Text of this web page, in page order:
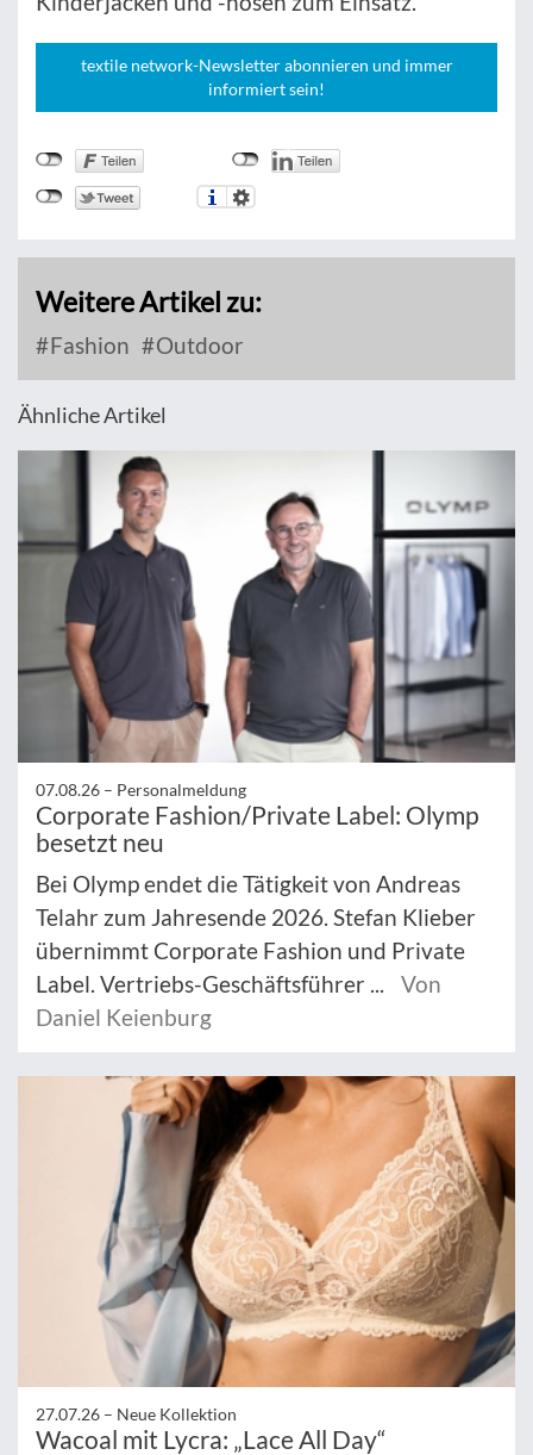
textile network-Newsletter abonnieren und immer
informiert sein!
Weitere Artikel zu:
Fashion Outdoor
Ähnliche Artikel
07.08.26 – Personalmeldung
Corporate Fashion/Private Label: Olymp
besetzt neu
Bei Olymp endet die Tätigkeit von Andreas
Telahr zum Jahresende 2026. Stefan Klieber
übernimmt Corporate Fashion und Private
Label. Vertriebs-Geschäftsführer ...
Von
Daniel Keienburg
27.07.26 – Neue Kollektion
Wacoal mit Lycra: „Lace All Day“